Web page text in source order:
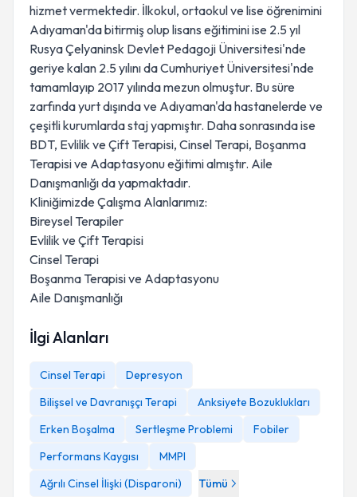
hizmet vermektedir. İlkokul, ortaokul ve lise öğrenimini
Adıyaman'da bitirmiş olup lisans eğitimini ise 2.5 yıl
Rusya Çelyaninsk Devlet Pedagoji Üniversitesi'nde
geriye kalan 2.5 yılını da Cumhuriyet Üniversitesi'nde
tamamlayıp 2017 yılında mezun olmuştur. Bu süre
zarfında yurt dışında ve Adıyaman'da hastanelerde ve
çeşitli kurumlarda staj yapmıştır. Daha sonrasında ise
BDT, Evlilik ve Çift Terapisi, Cinsel Terapi, Boşanma
Terapisi ve Adaptasyonu eğitimi almıştır. Aile
Danışmanlığı da yapmaktadır.
Kliniğimizde Çalışma Alanlarımız:
Bireysel Terapiler
Evlilik ve Çift Terapisi
Cinsel Terapi
Boşanma Terapisi ve Adaptasyonu
Aile Danışmanlığı
İlgi Alanları
Cinsel Terapi
Depresyon
Bilişsel ve Davranışçı Terapi
Anksiyete Bozuklukları
Erken Boşalma
Sertleşme Problemi
Fobiler
Performans Kaygısı
MMPI
Ağrılı Cinsel İlişki (Disparoni)
Tümü